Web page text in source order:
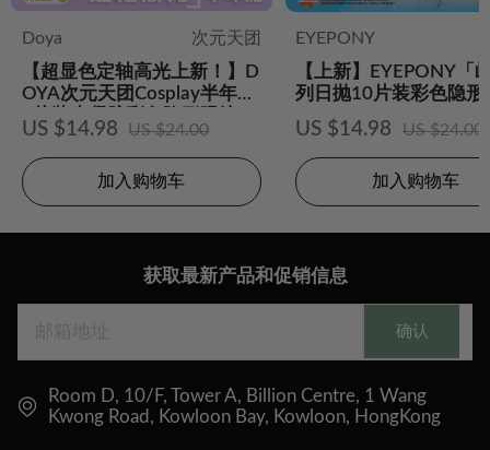
Doya
次元天团
【超显色定轴高光上新！】D
OYA次元天团Cosplay半年抛
2片装水凝胶彩色隐形眼镜
US $14.98 US $24.00
加入购物车
EYEPONY
【上新】EYEPONY「
列日抛10片装彩色隐形
US $14.98 US $24.00
加入购物车
获取最新产品和促销信息
确认
Room D, 10/F, Tower A, Billion Centre, 1 Wang
Kwong Road, Kowloon Bay, Kowloon, HongKong